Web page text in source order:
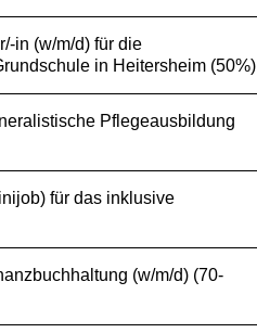
in (w/m/d) für die
in Heitersheim (50%)
Pflegeausbildung
für das inklusive
(w/m/d) (70-